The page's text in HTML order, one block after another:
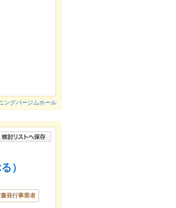
ングバージムホール
）
発行事業者